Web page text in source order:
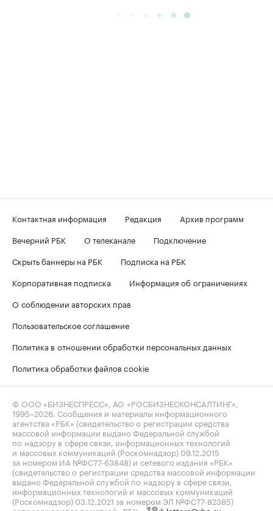
Контактная информация Редакция
Архив программ
Вечерний РБК
О телеканале
Подключение
Скрыть баннеры на РБК
Подписка на РБК
Корпоративная подписка
Информация об ограничениях
О соблюдении авторских прав
Пользовательское соглашение
Политика в отношении обработки персональных данных
Политика обработки файлов cookie
© ООО «БИЗНЕСПРЕСС», АО «РОСБИЗНЕСКОНСАЛТИНГ»,
1995–2026 . Сообщения и материалы информационного
агентства «РБК» (свидетельство о регистрации средства
массовой информации выдано Федеральной службой
по надзору в сфере связи, информационных технологий
и массовых коммуникаций (Роскомнадзор) 09.12.2015
за номером ИА №ФС77-63848) и сетевого издания «РБК»
(свидетельство о регистрации средства массовой информации
выдано Федеральной службой по надзору в сфере связи,
информационных технологий и массовых коммуникаций
(Роскомнадзор) 03.12.2021 за номером ЭЛ №ФС77-82385)